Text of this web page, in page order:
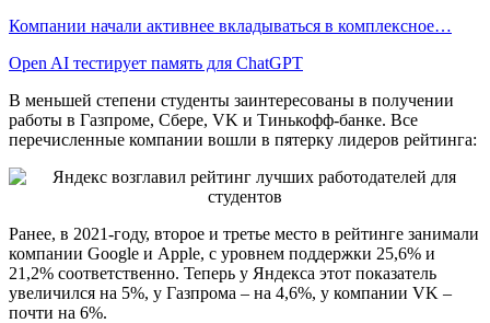
Компании начали активнее вкладываться в комплексное…
Open AI тестирует память для ChatGPT
В меньшей степени студенты заинтересованы в получении
работы в Газпроме, Сбере, VK и Тинькофф-банке. Все
перечисленные компании вошли в пятерку лидеров рейтинга:
Ранее, в 2021-году, второе и третье место в рейтинге занимали
компании Google и Apple, с уровнем поддержки 25,6% и
21,2% соответственно. Теперь у Яндекса этот показатель
увеличился на 5%, у Газпрома – на 4,6%, у компании VK –
почти на 6%.